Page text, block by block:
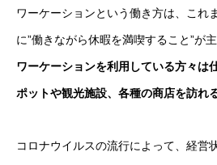
ワーケーションという働き方は、これ
に”働きながら休暇を満喫すること”が
ワーケーションを利用している方々は
ポットや観光施設、各種の商店を訪れ
コロナウイルスの流行によって、経営